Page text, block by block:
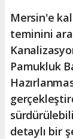
Mersin'e
teminini
Pamukluk
detaylı bir